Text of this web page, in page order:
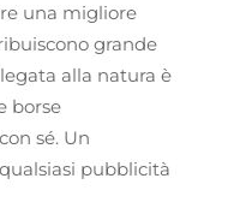
una migliore
grande
alla natura è
borse
sé. Un
pubblicità